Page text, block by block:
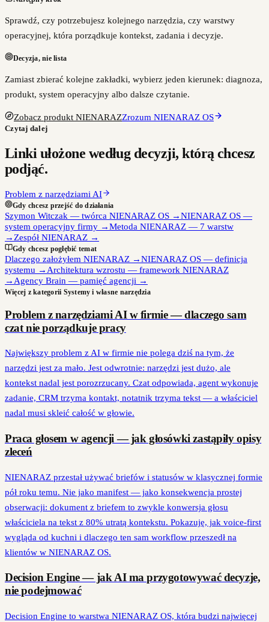
Sprawdź, czy potrzebujesz kolejnego narzędzia, czy warstwy
operacyjnej, która porządkuje kontekst, zadania i decyzje.
Decyzja, nie lista
Zamiast zbierać kolejne zakładki, wybierz jeden kierunek: diagnoza,
produkt, system operacyjny albo dalsze czytanie.
Zobacz produkt NIENARAZZrozum NIENARAZ OS
Czytaj dalej
Linki ułożone według decyzji, którą chcesz
podjąć.
Problem z narzędziami AI
Gdy chcesz przejść do działania
Szymon Witczak — twórca NIENARAZ OS →NIENARAZ OS —
system operacyjny firmy →Metoda NIENARAZ — 7 warstw
→ Zespół NIENARAZ →
Gdy chcesz pogłębić temat
Dlaczego założyłem NIENARAZ →NIENARAZ OS — definicja
systemu → Architektura wzrostu — framework NIENARAZ
→ Agency Brain — pamięć agencji →
Więcej z kategorii Systemy i własne narzędzia
Problem z narzędziami AI w firmie — dlaczego sam
czat nie porządkuje pracy
Największy problem z AI w firmie nie polega dziś na tym, że
narzędzi jest za mało. Jest odwrotnie: narzędzi jest dużo, ale
kontekst nadal jest porozrzucany. Czat odpowiada, agent wykonuje
zadanie, CRM trzyma kontakt, notatnik trzyma tekst — a właściciel
nadal musi skleić całość w głowie.
Praca głosem w agencji — jak głosówki zastąpiły opisy
zleceń
NIENARAZ przestał używać briefów i statusów w klasycznej formie
pół roku temu. Nie jako manifest — jako konsekwencja prostej
obserwacji: dokument z briefem to zwykle konwersja głosu
właściciela na tekst z 80% utratą kontekstu. Pokazuję, jak voice-first
wygląda od kuchni i dlaczego ten sam workflow przeszedł na
klientów w NIENARAZ OS.
Decision Engine — jak AI ma przygotowywać decyzje,
nie podejmować
Decision Engine to warstwa NIENARAZ OS, która budzi najwięcej